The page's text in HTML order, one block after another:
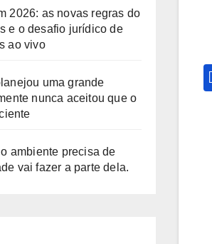
2026: as novas regras do
e o desafio jurídico de
ao vivo
uma grande
nunca aceitou que o
ambiente precisa de
vai fazer a parte dela.